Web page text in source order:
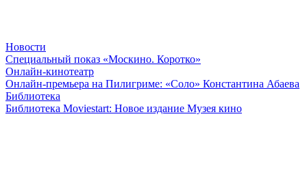
Новости
Специальный показ «Москино. Коротко»
Онлайн-кинотеатр
Онлайн-премьера на Пилигриме: «Соло» Константина Абаева
Библиотека
Библиотека Moviestart: Новое издание Музея кино